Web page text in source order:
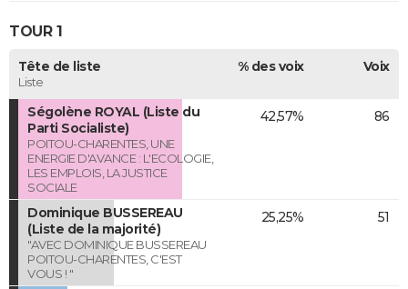
TOUR 1
Tête de liste
Liste
% des voix Voix
Ségolène ROYAL (Liste du
Parti Socialiste)
POITOU-CHARENTES, UNE
ENERGIE D'AVANCE : L'ECOLOGIE,
LES EMPLOIS, LA JUSTICE
SOCIALE
42,57% 86
Dominique BUSSEREAU
(Liste de la majorité)
"AVEC DOMINIQUE BUSSEREAU
POITOU-CHARENTES, C'EST
VOUS ! "
25,25% 51